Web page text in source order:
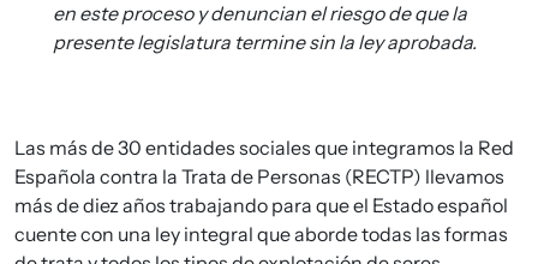
en este proceso y denuncian el riesgo de que la
presente legislatura termine sin la ley aprobada.
Las más de 30 entidades sociales que integramos la Red
Española contra la Trata de Personas (RECTP) llevamos
más de diez años trabajando para que el Estado español
cuente con una ley integral que aborde todas las formas